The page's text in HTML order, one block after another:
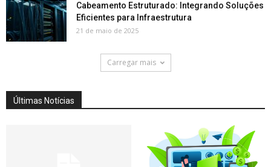
Cabeamento Estruturado: Integrando Soluções
Eficientes para Infraestrutura
21 de maio de 2025
Carregar mais
Últimas Notícias